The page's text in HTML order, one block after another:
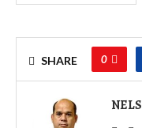
SHARE 0